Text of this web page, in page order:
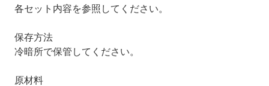
各セット内容を参照してください。
保存方法
冷暗所で保管してください。
原材料